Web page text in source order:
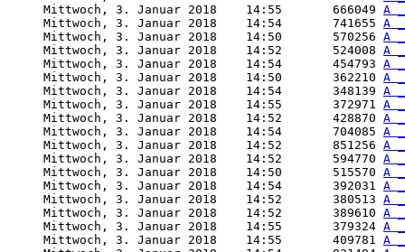
     Mittwoch, 3. Januar 2018    14:55       666049
A
     Mittwoch, 3. Januar 2018    14:54       741655
A
     Mittwoch, 3. Januar 2018    14:50       570256
A
     Mittwoch, 3. Januar 2018    14:52       524008
A
     Mittwoch, 3. Januar 2018    14:54       454793
A
     Mittwoch, 3. Januar 2018    14:50       362210
A
     Mittwoch, 3. Januar 2018    14:54       348139
A
     Mittwoch, 3. Januar 2018    14:55       372971
A
     Mittwoch, 3. Januar 2018    14:52       428870
A
     Mittwoch, 3. Januar 2018    14:54       704085
A
     Mittwoch, 3. Januar 2018    14:52       851256
A
     Mittwoch, 3. Januar 2018    14:52       594770
A
     Mittwoch, 3. Januar 2018    14:50       515570
A
     Mittwoch, 3. Januar 2018    14:54       392031
A
     Mittwoch, 3. Januar 2018    14:52       380513
A
     Mittwoch, 3. Januar 2018    14:52       389610
A
     Mittwoch, 3. Januar 2018    14:55       379324
A
     Mittwoch, 3. Januar 2018    14:55       409781
A